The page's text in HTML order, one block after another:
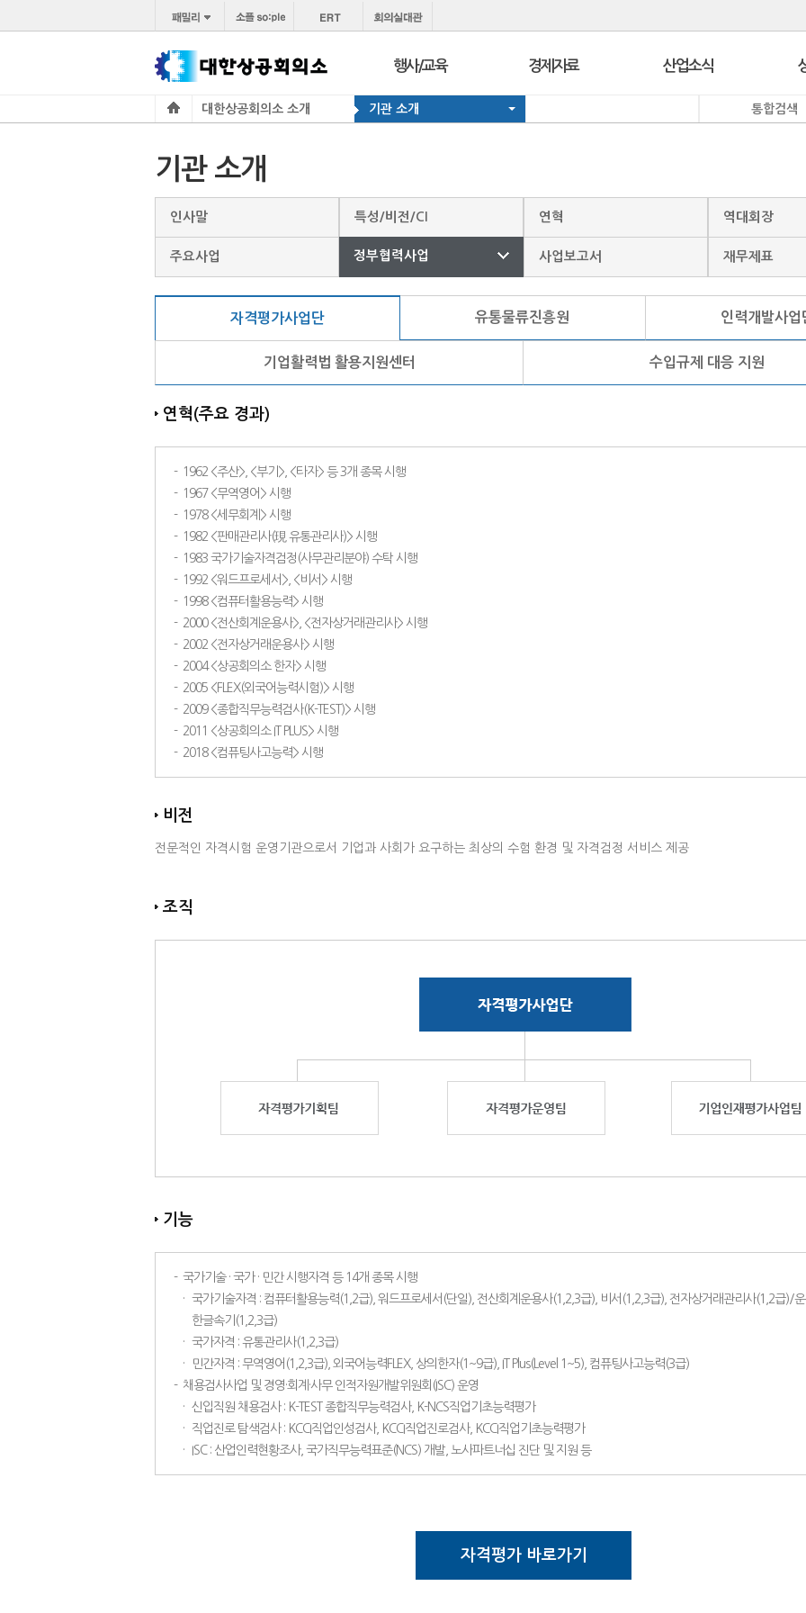
행사/교육
행사
코참경영상담
경제자료
온라인세미나
지역상의 보도자료
산업소식
유관기관소식
만화CEO열전
대한상공회의소 소개 기관 소개 통합검색
기관 소개
인사말 특성/비전/CI 연혁 역대회장
주요사업 정부협력사업 사업보고서 재무제표
자격평가사업단 유통물류진흥원 인력개발사업
기업활력법 활용지원센터 수입규제 대응 지원
연혁(주요 경과)
- 1962 <주산>, <부기>, <타자> 등 3개 종목 시행
- 1967 <무역영어> 시행
- 1978 <세무회계> 시행
- 1982 <판매관리사(現 유통관리사)> 시행
- 1983 국가기술자격검정(사무관리분야) 수탁 시행
- 1992 <워드프로세서>, <비서> 시행
- 1998 <컴퓨터활용능력> 시행
- 2000 <전산회계운용사>, <전자상거래관리사> 시행
- 2002 <전자상거래운용사> 시행
- 2004 <상공회의소 한자> 시행
- 2005 <FLEX(외국어능력시험)> 시행
- 2009 <종합직무능력검사(K-TEST)> 시행
- 2011 <상공회의소 IT PLUS> 시행
- 2018 <컴퓨팅사고능력> 시행
비전
전문적인 자격시험 운영기관으로서 기업과 사회가 요구하는 최상의 수험 환경 및 자격검정 서비스 제공
조직
기능
- 국가기술 · 국가 · 민간 시행자격 등 14개 종목 시행
· 국가기술자격 : 컴퓨터활용능력(1,2급), 워드프로세서(단일), 전산회계운용사(1,2,3급), 비서(1,2,3급), 전자상거래관리사(1,2급)/
한글속기(1,2,3급)
· 국가자격 : 유통관리사(1,2,3급)
·
민간자격 : 무역영어(1,2,3급), 외국어능력FLEX, 상의한자(1~9급), IT Plus(Level 1~5), 컴퓨팅사고능력(3급)
- 채용검사사업 및 경영·회계·사무 인적자원개발위원회(ISC) 운영
· 신입직원 채용검사 : K-TEST 종합직무능력검사, K-NCS직업기초능력평가
·
직업진로 탐색검사 : KCCI직업인성검사, KCCI직업진로검사, KCCI직업기초능력평가
·
ISC : 산업인력현황조사, 국가직무능력표준(NCS) 개발, 노사파트너십 진단 및 지원 등
자격평가 바로가기